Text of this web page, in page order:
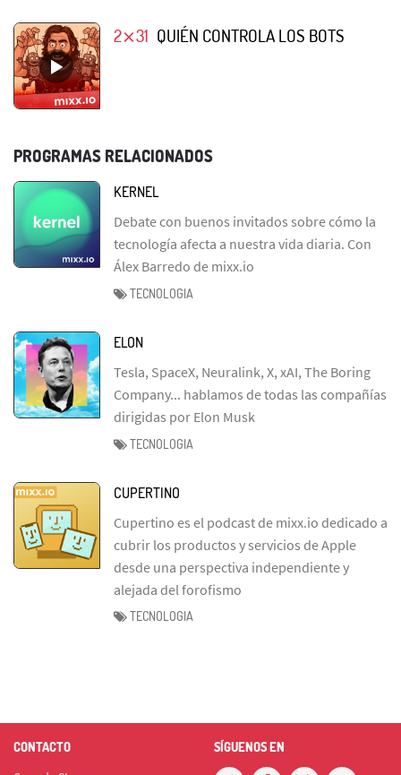
2⨯31 QUIÉN CONTROLA LOS BOTS
PROGRAMAS RELACIONADOS
KERNEL
Debate con buenos invitados sobre cómo la
tecnología afecta a nuestra vida diaria. Con
Álex Barredo de mixx.io
TECNOLOGIA
ELON
Tesla, SpaceX, Neuralink, X, xAI, The Boring
Company... hablamos de todas las compañías
dirigidas por Elon Musk
TECNOLOGIA
CUPERTINO
Cupertino es el podcast de mixx.io dedicado a
cubrir los productos y servicios de Apple
desde una perspectiva independiente y
alejada del forofismo
TECNOLOGIA
CONTACTO SÍGUENOS EN